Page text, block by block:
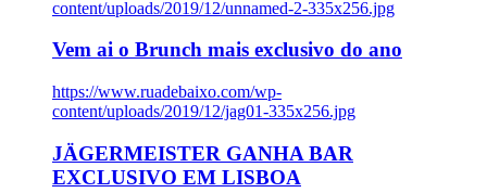
content/uploads/2019/12/unnamed-2-335x256.jpg
Vem ai o Brunch mais exclusivo do ano
https://www.ruadebaixo.com/wp-
content/uploads/2019/12/jag01-335x256.jpg
JÄGERMEISTER GANHA BAR
EXCLUSIVO EM LISBOA